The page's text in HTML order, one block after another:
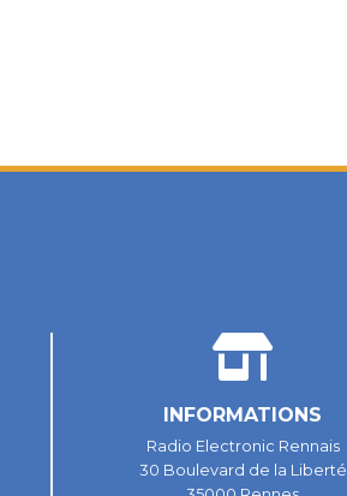
INFORMATIONS
Radio Electronic Rennais
30 Boulevard de la Liberté